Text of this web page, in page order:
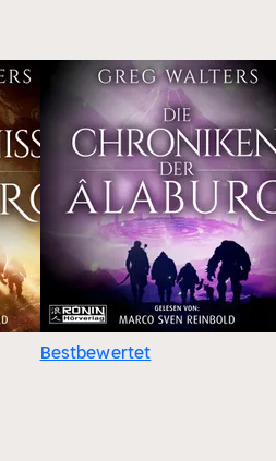
Bestbewertet